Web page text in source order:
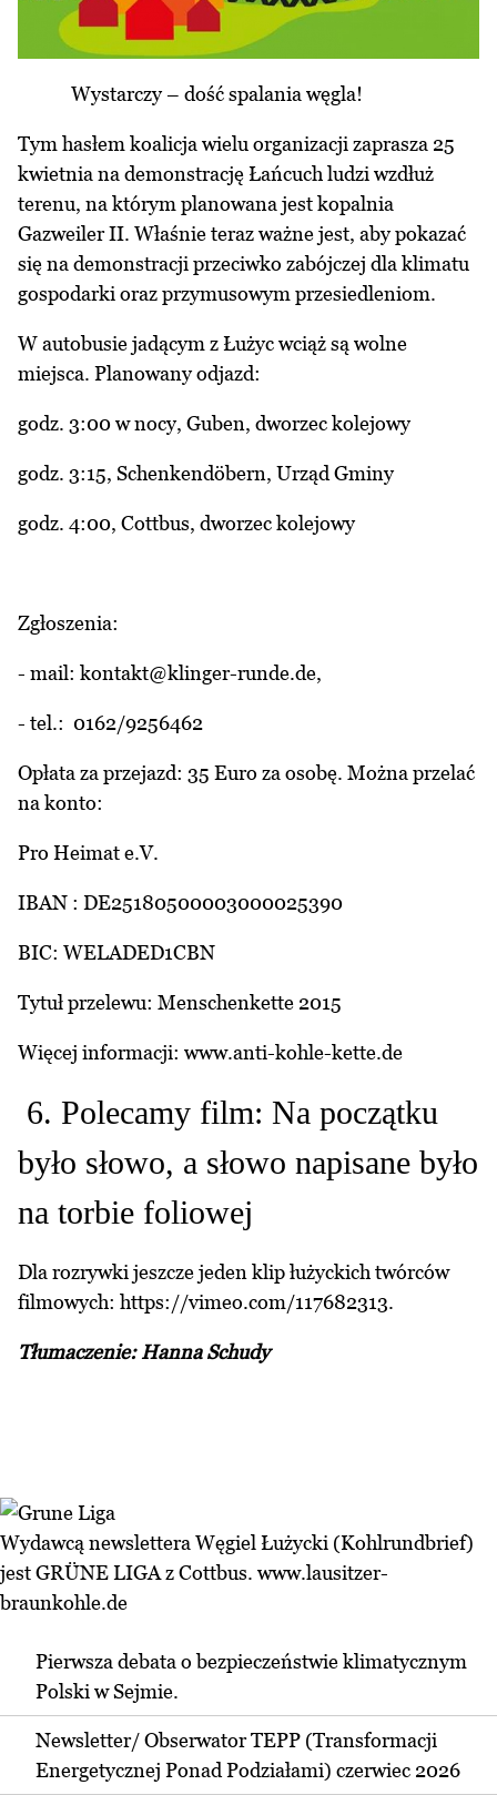
Wystarczy – dość spalania węgla!
Tym hasłem koalicja wielu organizacji zaprasza 25
kwietnia na demonstrację Łańcuch ludzi wzdłuż
terenu, na którym planowana jest kopalnia
Gazweiler II. Właśnie teraz ważne jest, aby pokazać
się na demonstracji przeciwko zabójczej dla klimatu
gospodarki oraz przymusowym przesiedleniom.
W autobusie jadącym z Łużyc wciąż są wolne
miejsca. Planowany odjazd:
godz. 3:00 w nocy, Guben, dworzec kolejowy
godz. 3:15, Schenkendöbern, Urząd Gminy
godz. 4:00, Cottbus, dworzec kolejowy
Zgłoszenia:
- mail: kontakt@klinger-runde.de,
- tel.: 0162/9256462
Opłata za przejazd: 35 Euro za osobę. Można przelać
na konto:
Pro Heimat e.V.
IBAN : DE25180500003000025390
BIC: WELADED1CBN
Tytuł przelewu: Menschenkette 2015
Więcej informacji: www.anti-kohle-kette.de
6. Polecamy film: Na początku
było słowo, a słowo napisane było
na torbie foliowej
Dla rozrywki jeszcze jeden klip łużyckich twórców
filmowych: https://vimeo.com/117682313.
Tłumaczenie: Hanna Schudy
Wydawcą newslettera Węgiel Łużycki (Kohlrundbrief)
jest GRÜNE LIGA z Cottbus. www.lausitzer-
braunkohle.de
Pierwsza debata o bezpieczeństwie klimatycznym
Polski w Sejmie.
Newsletter/ Obserwator TEPP (Transformacji
Energetycznej Ponad Podziałami) czerwiec 2026